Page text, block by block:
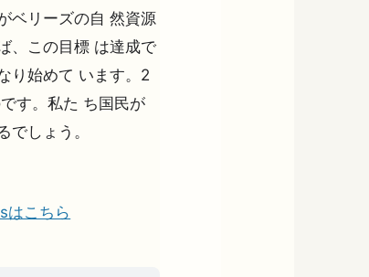
ベリーズの自 然資源
、この目標 は達成で
り始めて います。2
す。私た ち国民が
でしょう。
はこちら